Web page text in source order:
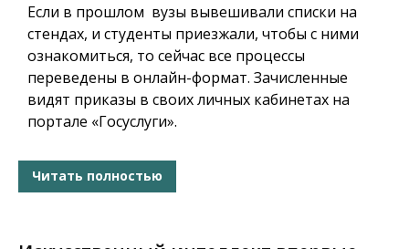
Если в прошлом вузы вывешивали списки на
стендах, и студенты приезжали, чтобы с ними
ознакомиться, то сейчас все процессы
переведены в онлайн-формат. Зачисленные
видят приказы в своих личных кабинетах на
портале «Госуслуги».
Читать полностью